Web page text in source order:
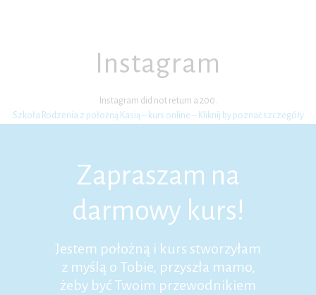
Instagram
Instagram did not return a 200.
Szkoła Rodzenia z położną Kasią – kurs online – Kliknij by poznać szczegóły
Zapraszam na
darmowy kurs!
Jestem położną i kurs stworzyłam
z myślą o Tobie, przyszła mamo,
żeby być Twoim przewodnikiem